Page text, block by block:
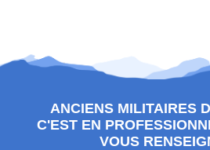
ANCIENS MILITAIRES
C'EST EN
VOUS